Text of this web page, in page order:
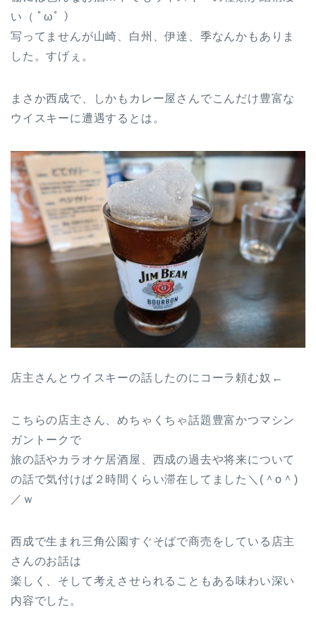
い（ ﾟωﾟ ）
写ってませんが山崎、白州、伊達、季なんかもありま
した。すげぇ。
まさか西成で、しかもカレー屋さんでこんだけ豊富な
ウイスキーに遭遇するとは。
店主さんとウイスキーの話したのにコーラ頼む奴←
こちらの店主さん、めちゃくちゃ話題豊富かつマシン
ガントークで
旅の話やカラオケ居酒屋、西成の過去や将来について
の話で気付けば２時間くらい滞在してました＼(＾o＾)
／ｗ
西成で生まれ三角公園すぐそばで商売をしている店主
さんのお話は
楽しく、そして考えさせられることもある味わい深い
内容でした。